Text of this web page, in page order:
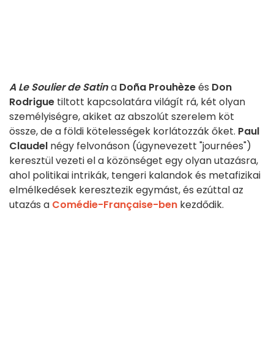
A Le Soulier de Satina Doña Prouhèzeés Don
Rodrigue tiltott kapcsolatára világít rá, két olyan
személyiségre, akiket az abszolút szerelem köt
össze, de a földi kötelességek korlátozzák őket. Paul
Claudel négy felvonáson (úgynevezett "journées")
keresztül vezeti el a közönséget egy olyan utazásra,
ahol politikai intrikák, tengeri kalandok és metafizikai
elmélkedések keresztezik egymást, és ezúttal az
utazás a Comédie-Française-ben kezdődik.